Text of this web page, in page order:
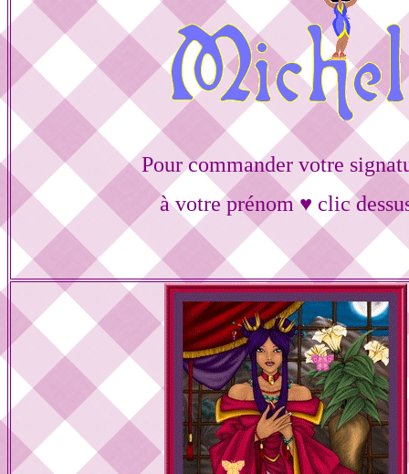
Pour commander votre
à votre prénom ♥ clic